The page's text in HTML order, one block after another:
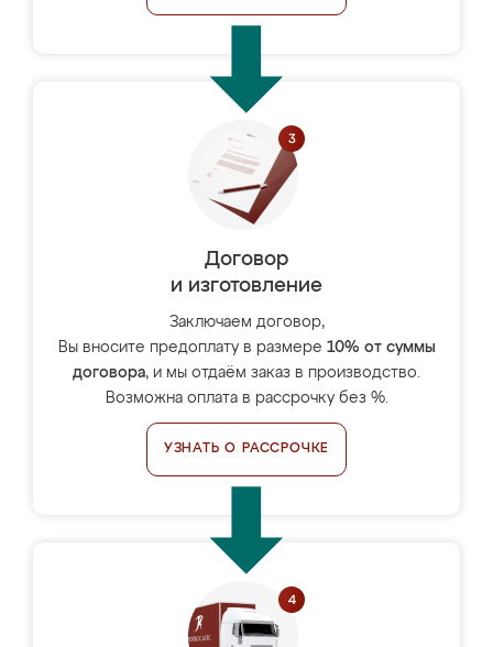
Договор
и изготовление
Заключаем договор,
Вы вносите предоплату в размере 10% от суммы
договора, и мы отдаём заказ в производство.
Возможна оплата в рассрочку без %.
УЗНАТЬ О РАССРОЧКЕ